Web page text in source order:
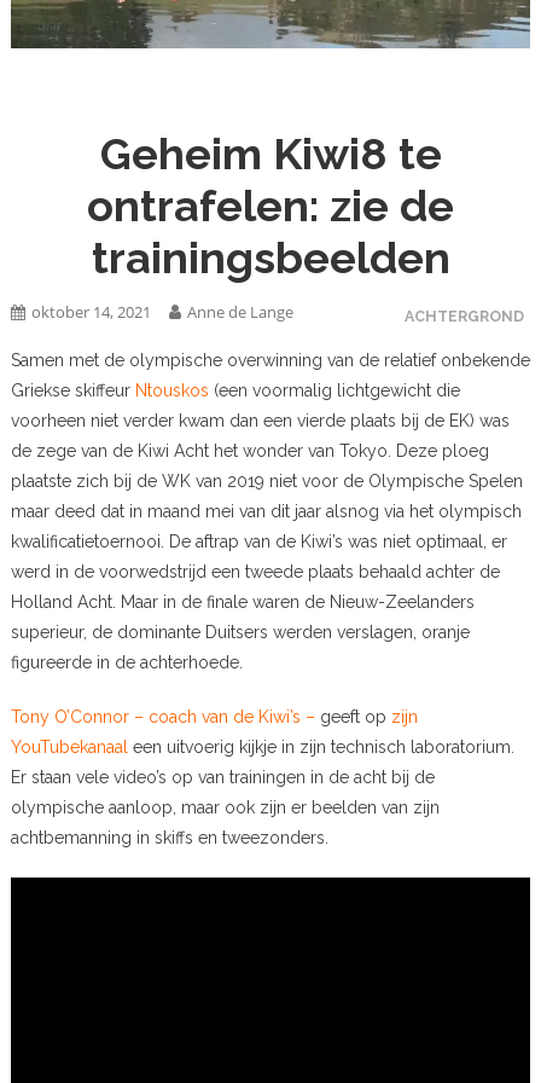
Geheim Kiwi8 te
ontrafelen: zie de
trainingsbeelden
ACHTERGROND
oktober 14, 2021 Anne de Lange
Samen met de olympische overwinning van de relatief onbekende
Griekse skiffeur Ntouskos (een voormalig lichtgewicht die
voorheen niet verder kwam dan een vierde plaats bij de EK) was
de zege van de Kiwi Acht het wonder van Tokyo. Deze ploeg
plaatste zich bij de WK van 2019 niet voor de Olympische Spelen
maar deed dat in maand mei van dit jaar alsnog via het olympisch
kwalificatietoernooi. De aftrap van de Kiwi’s was niet optimaal, er
werd in de voorwedstrijd een tweede plaats behaald achter de
Holland Acht. Maar in de finale waren de Nieuw-Zeelanders
superieur, de dominante Duitsers werden verslagen, oranje
figureerde in de achterhoede.
Tony O’Connor – coach van de Kiwi’s – geeft op zijn
YouTubekanaal een uitvoerig kijkje in zijn technisch laboratorium.
Er staan vele video’s op van trainingen in de acht bij de
olympische aanloop, maar ook zijn er beelden van zijn
achtbemanning in skiffs en tweezonders.